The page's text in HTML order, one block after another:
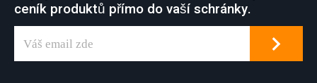
ceník produktů přímo do vaší schránky.